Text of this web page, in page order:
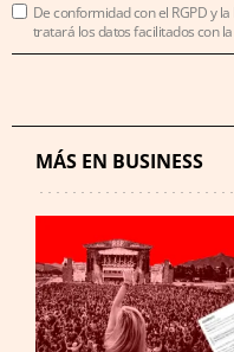
De conformidad con el RGPD y la
tratará los datos facilitados con
MÁS EN BUSINESS